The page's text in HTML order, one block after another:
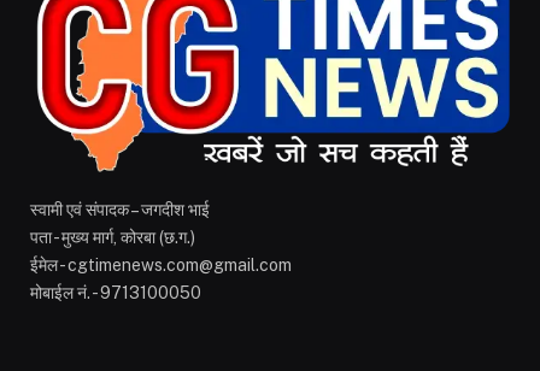
स्वामी एवं संपादक – जगदीश भाई
पता - मुख्य मार्ग, कोरबा (छ.ग.)
ईमेल - cgtimenews.com@gmail.com
मोबाईल नं. - 9713100050